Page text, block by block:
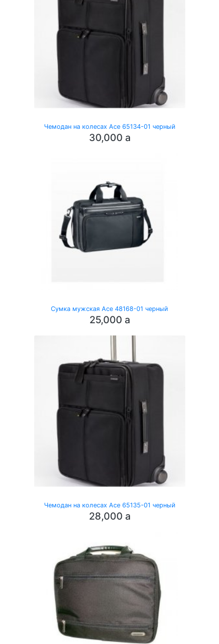
Чемодан на колесах Ace 65134-01 черный
30,000 a
Сумка мужская Ace 48168-01 черный
25,000 a
Чемодан на колесах Ace 65135-01 черный
28,000 a